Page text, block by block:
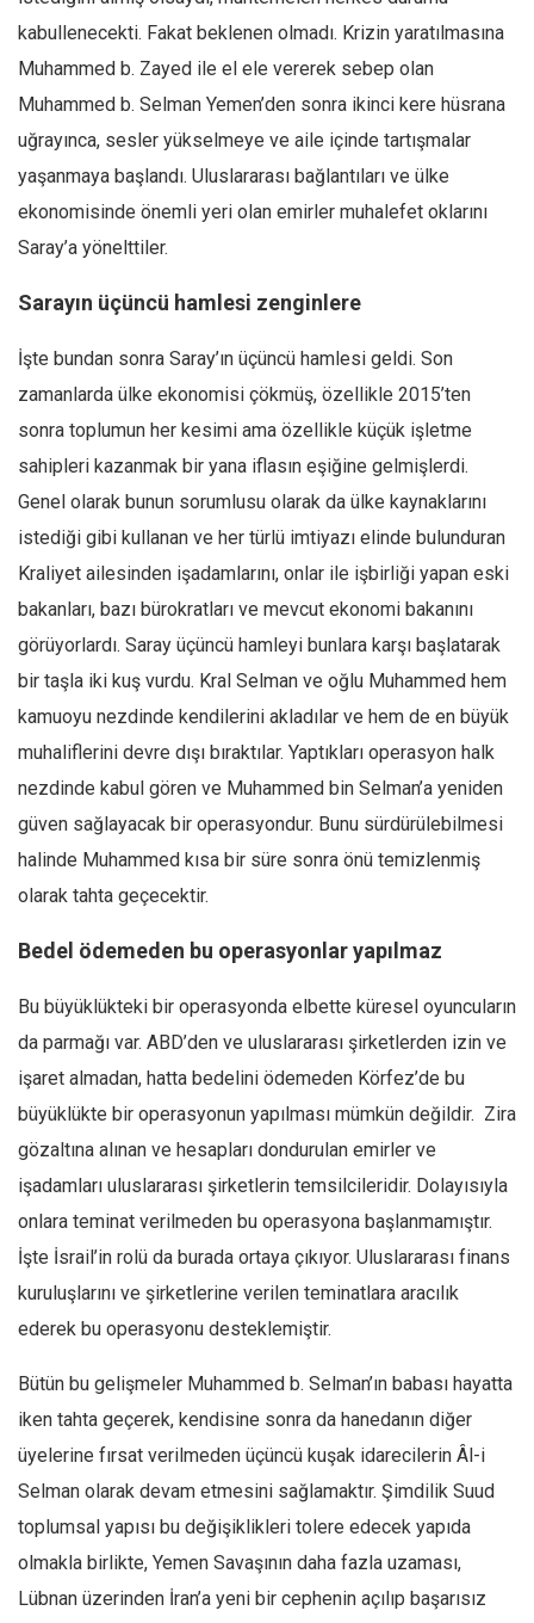
kabullenecekti. Fakat beklenen olmadı. Krizin yaratılmasına
Muhammed b. Zayed ile el ele vererek sebep olan
Muhammed b. Selman Yemen’den sonra ikinci kere hüsrana
uğrayınca, sesler yükselmeye ve aile içinde tartışmalar
yaşanmaya başlandı. Uluslararası bağlantıları ve ülke
ekonomisinde önemli yeri olan emirler muhalefet oklarını
Saray’a yönelttiler.
Sarayın üçüncü hamlesi zenginlere
İşte bundan sonra Saray’ın üçüncü hamlesi geldi. Son
zamanlarda ülke ekonomisi çökmüş, özellikle 2015’ten
sonra toplumun her kesimi ama özellikle küçük işletme
sahipleri kazanmak bir yana iflasın eşiğine gelmişlerdi.
Genel olarak bunun sorumlusu olarak da ülke kaynaklarını
istediği gibi kullanan ve her türlü imtiyazı elinde bulunduran
Kraliyet ailesinden işadamlarını, onlar ile işbirliği yapan eski
bakanları, bazı bürokratları ve mevcut ekonomi bakanını
görüyorlardı. Saray üçüncü hamleyi bunlara karşı başlatarak
bir taşla iki kuş vurdu. Kral Selman ve oğlu Muhammed hem
kamuoyu nezdinde kendilerini akladılar ve hem de en büyük
muhaliflerini devre dışı bıraktılar. Yaptıkları operasyon halk
nezdinde kabul gören ve Muhammed bin Selman’a yeniden
güven sağlayacak bir operasyondur. Bunu sürdürülebilmesi
halinde Muhammed kısa bir süre sonra önü temizlenmiş
olarak tahta geçecektir.
Bedel ödemeden bu operasyonlar yapılmaz
Bu büyüklükteki bir operasyonda elbette küresel oyuncuların
da parmağı var. ABD’den ve uluslararası şirketlerden izin ve
işaret almadan, hatta bedelini ödemeden Körfez’de bu
büyüklükte bir operasyonun yapılması mümkün değildir. Zira
gözaltına alınan ve hesapları dondurulan emirler ve
işadamları uluslararası şirketlerin temsilcileridir. Dolayısıyla
onlara teminat verilmeden bu operasyona başlanmamıştır.
İşte İsrail’in rolü da burada ortaya çıkıyor. Uluslararası finans
kuruluşlarını ve şirketlerine verilen teminatlara aracılık
ederek bu operasyonu desteklemiştir.
Bütün bu gelişmeler Muhammed b. Selman’ın babası hayatta
iken tahta geçerek, kendisine sonra da hanedanın diğer
üyelerine fırsat verilmeden üçüncü kuşak idarecilerin Âl-i
Selman olarak devam etmesini sağlamaktır. Şimdilik Suud
toplumsal yapısı bu değişiklikleri tolere edecek yapıda
olmakla birlikte, Yemen Savaşının daha fazla uzaması,
Lübnan üzerinden İran’a yeni bir cephenin açılıp başarısız